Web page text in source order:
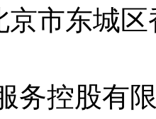
京市东城
务控股有